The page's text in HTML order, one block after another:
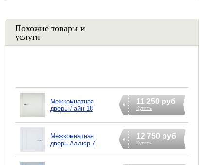
Похожие товары и
услуги
Межкомнатная
дверь Лайн 18
11 250 руб
Купить
Межкомнатная
дверь Аллюр 7
12 750 руб
Купить